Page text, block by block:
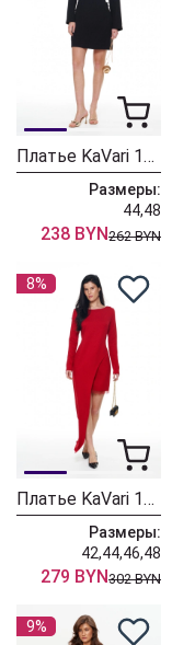
Платье KaVari 1106 черный
Размеры:
44,48
238 BYN262 BYN
8%
Платье KaVari 1132-1 красный
Размеры:
42,44,46,48
279 BYN302 BYN
9%